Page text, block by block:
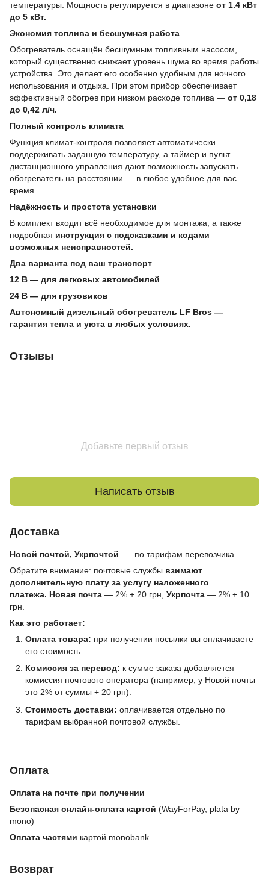
температуры. Мощность регулируется в диапазоне от 1.4 кВт
до 5 кВт.
Экономия топлива и бесшумная работа
Обогреватель оснащён бесшумным топливным насосом,
который существенно снижает уровень шума во время работы
устройства. Это делает его особенно удобным для ночного
использования и отдыха. При этом прибор обеспечивает
эффективный обогрев при низком расходе топлива — от 0,18
до 0,42 л/ч.
Полный контроль климата
Функция климат-контроля позволяет автоматически
поддерживать заданную температуру, а таймер и пульт
дистанционного управления дают возможность запускать
обогреватель на расстоянии — в любое удобное для вас
время.
Надёжность и простота установки
В комплект входит всё необходимое для монтажа, а также
подробная инструкция с подсказками и кодами
возможных неисправностей.
Два варианта под ваш транспорт
12 В — для легковых автомобилей
24 В — для грузовиков
Автономный дизельный обогреватель LF Bros —
гарантия тепла и уюта в любых условиях.
Отзывы
Добавьте первый отзыв
Написать отзыв
Доставка
Новой почтой, Укрпочтой — по тарифам перевозчика.
Обратите внимание: почтовые службы взимают
дополнительную плату за услугу наложенного
платежа. Новая почта — 2% + 20 грн, Укрпочта — 2% + 10
грн.
Как это работает:
Оплата товара: при получении посылки вы оплачиваете
его стоимость.
Комиссия за перевод: к сумме заказа добавляется
комиссия почтового оператора (например, у Новой почты
это 2% от суммы + 20 грн).
Стоимость доставки: оплачивается отдельно по
тарифам выбранной почтовой службы.
Оплата
Оплата на почте при получении
Безопасная онлайн-оплата картой (WayForPay, plata by
mono)
Оплата частями картой monobank
Возврат